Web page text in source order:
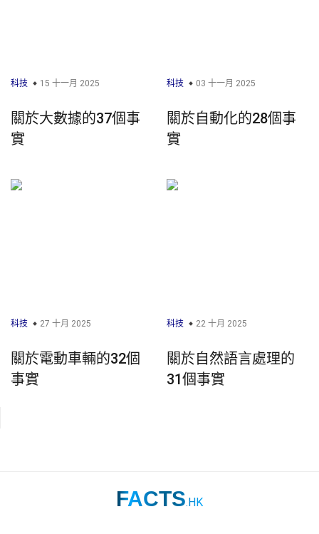
科技 15 十一月 2025
關於大數據的37個事
實
科技 03 十一月 2025
關於自動化的28個事
實
科技 27 十月 2025
關於電動車輛的32個
事實
科技 22 十月 2025
關於自然語言處理的
31個事實
FACTS.HK